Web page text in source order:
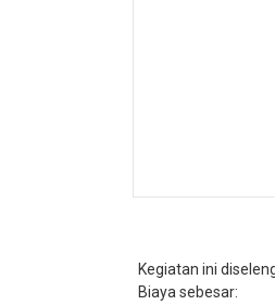
Kegiatan ini
Biaya sebesar: